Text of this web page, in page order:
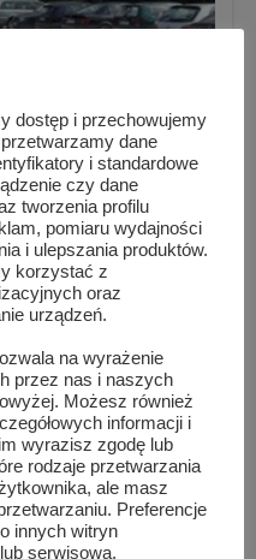
na
dostęp i przechowujemy
dane
i standardowe
czy dane
tworzenia profilu
pomiaru wydajności
i ulepszania produktów.
korzystać z
oraz
urządzeń.
na wyrażenie
przez nas i naszych
Możesz również
informacji i
wyrazisz zgodę lub
rodzaje przetwarzania
ale masz
Preferencje
innych witryn
serwisową.